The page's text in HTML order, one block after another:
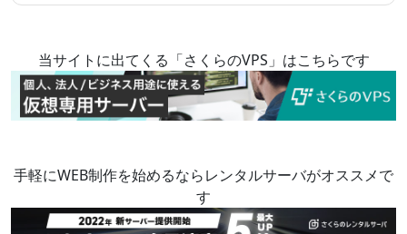
当サイトに出てくる「さくらのVPS」はこちらです
手軽にWEB制作を始めるならレンタルサーバがオススメで
す